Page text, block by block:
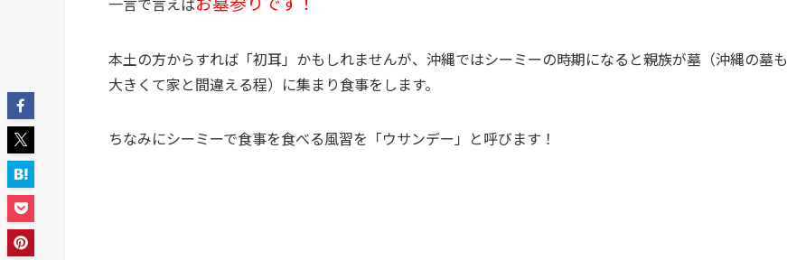
本土の方からすれば「初耳」かもしれませんが、沖縄ではシーミーの時期になると親族が墓（沖縄の墓も
大きくて家と間違える程）に集まり食事をします。
ちなみにシーミーで食事を食べる風習を「ウサンデー」と呼びます！